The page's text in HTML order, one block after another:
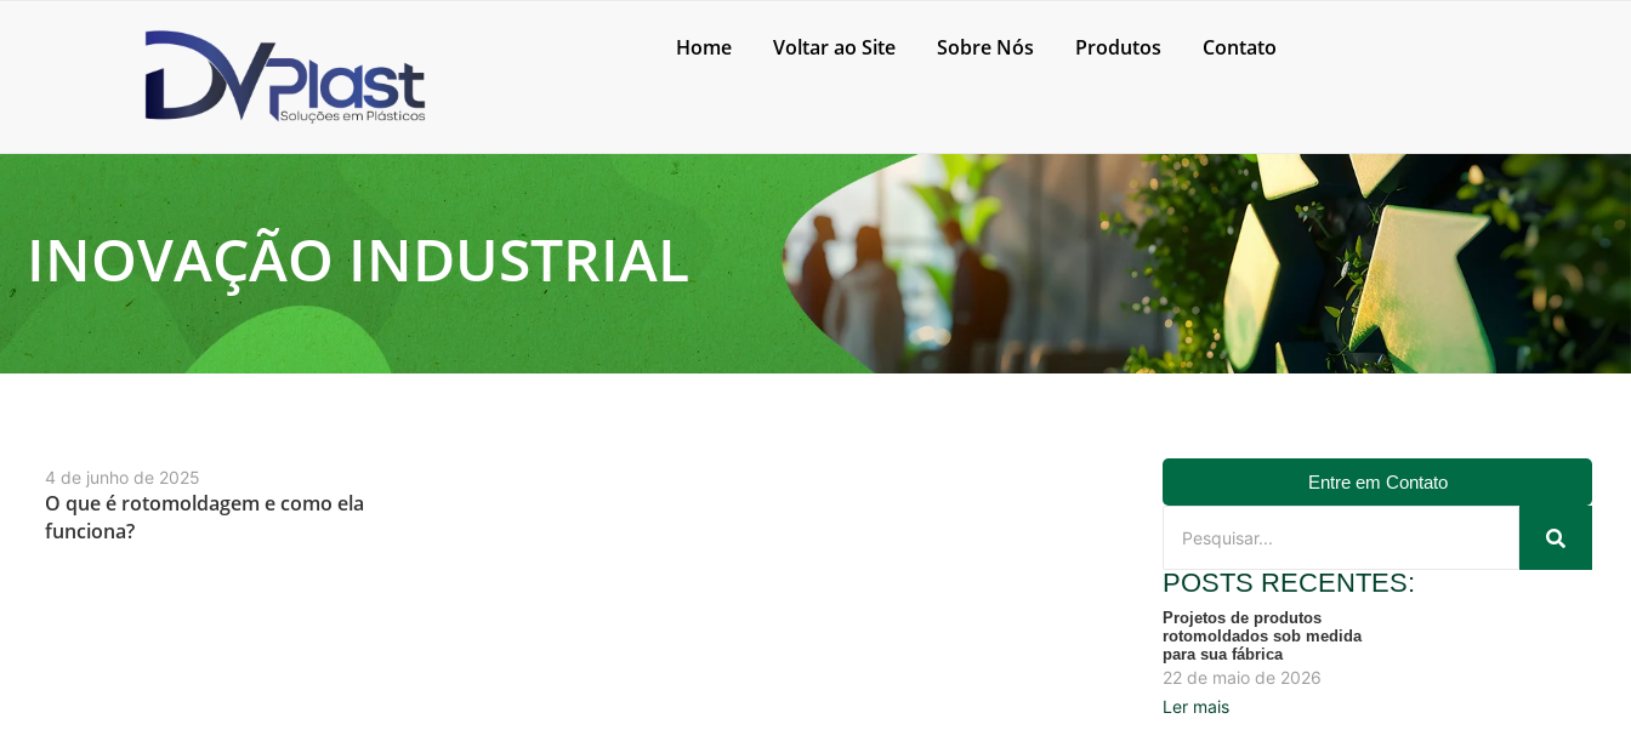
Home Voltar ao Site Sobre Nós Produtos Contato
INOVAÇÃO INDUSTRIAL
4 de junho de 2025
O que é rotomoldagem e como ela
funciona?
Entre em Contato
POSTS RECENTES:
Projetos de produtos
rotomoldados sob medida
para sua fábrica
22 de maio de 2026
Ler mais